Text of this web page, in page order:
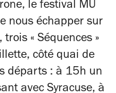
le festival MU
nous échapper sur
« Séquences »
côté quai de
départs : à 15h un
avec Syracuse, à